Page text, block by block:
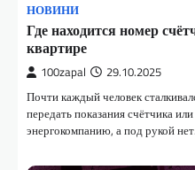
НОВИНИ
Где находится номер
квартире
100zapal 29.10.2025
Почти каждый человек
передать показания счётчика
энергокомпанию, а под рукой